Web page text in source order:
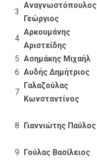
3
Αναγνωστόπουλος
Γεώργιος
4
Αρκουμάνης
Αριστείδης
5 Ασημάκης Μιχαήλ
6 Αυδής Δημήτριος
7
Γαλαζούλας
Κωνσταντίνος
8 Γιαννιώτης Παύλος
9 Γούλας Βασίλειος